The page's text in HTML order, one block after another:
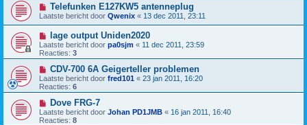
Telefunken E127KW5 antenneplug
Laatste bericht door Qwenix « 13 dec 2011, 23:11
lage output Uniden2020
Laatste bericht door pa0sjm « 11 dec 2011, 23:59
Reacties: 3
CDV-700 6A Geigerteller problemen
Laatste bericht door fred101 « 23 jan 2011, 16:20
Reacties: 6
Dove FRG-7
Laatste bericht door Johan PD1JMB « 16 jan 2011, 16:40
Reacties: 8